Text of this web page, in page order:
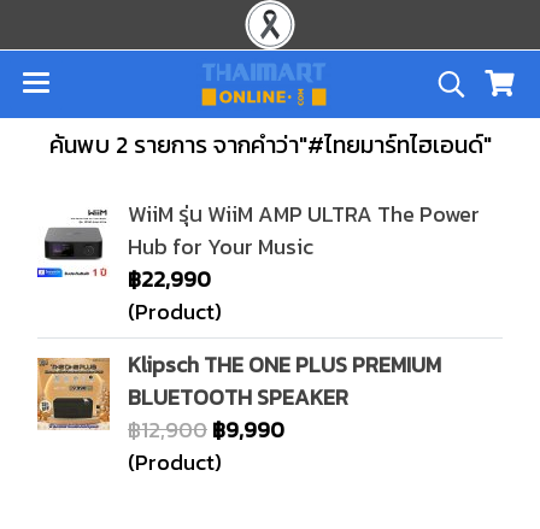
ค้นพบ 2 รายการ จากคำว่า"#ไทยมาร์ทไฮเอนด์"
WiiM รุ่น WiiM AMP ULTRA The Power
Hub for Your Music
฿22,990
(Product)
Klipsch THE ONE PLUS PREMIUM
BLUETOOTH SPEAKER
฿12,900฿9,990
(Product)